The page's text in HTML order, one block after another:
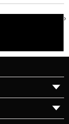
›
▼
▼